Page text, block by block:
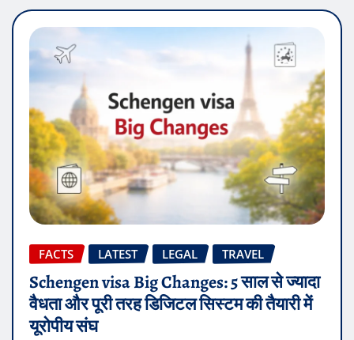
FACTS LATEST LEGAL TRAVEL
Schengen visa Big Changes: 5 साल से ज्यादा
वैधता और पूरी तरह डिजिटल सिस्टम की तैयारी में
यूरोपीय संघ